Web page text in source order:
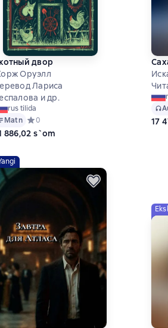
двор
Оруэлл
Лариса
и др.
rus tilida
Matn Средний рейтинг 0 на основе 0 оценок
0
886,02 s`om
17